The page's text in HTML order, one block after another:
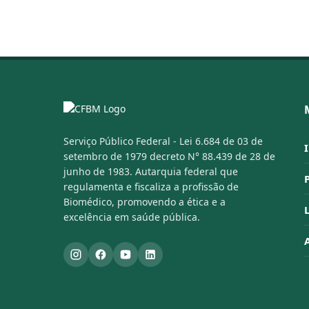
Serviço Público Federal - Lei 6.684 de 03 de
setembro de 1979 decreto N° 88.439 de 28 de
junho de 1983. Autarquia federal que
regulamenta e fiscaliza a profissão de
Biomédico, promovendo a ética e a
excelência em saúde pública.